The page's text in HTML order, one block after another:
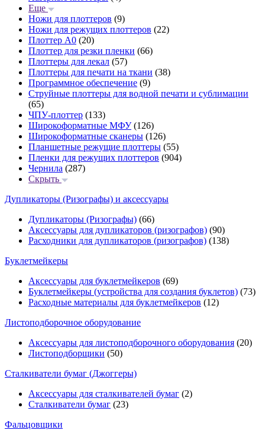
Еще
Ножи для плоттеров (9)
Ножи для режущих плоттеров (22)
Плоттер А0 (20)
Плоттер для резки пленки (66)
Плоттеры для лекал (57)
Плоттеры для печати на ткани (38)
Программное обеспечение (9)
Струйные плоттеры для водной печати и сублимации
(65)
ЧПУ-плоттер (133)
Широкоформатные МФУ(126)
Широкоформатные сканеры (126)
Планшетные режущие плоттеры (55)
Пленки для режущих плоттеров (904)
Чернила (287)
Скрыть
Дупликаторы (Ризографы) и аксессуары
Дупликаторы (Ризографы) (66)
Аксессуары для дупликаторов (ризографов) (90)
Расходники для дупликаторов (ризографов) (138)
Буклетмейкеры
Аксессуары для буклетмейкеров (69)
Буклетмейкеры (устройства для создания буклетов) (73)
Расходные материалы для буклетмейкеров (12)
Листоподборочное оборудование
Аксессуары для листоподборочного оборудования (20)
Листоподборщики (50)
Сталкиватели бумаг (Джоггеры)
Аксессуары для сталкивателей бумаг (2)
Сталкиватели бумаг (23)
Фальцовщики